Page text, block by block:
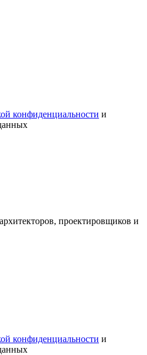
конфиденциальности и
проектировщиков и
конфиденциальности и